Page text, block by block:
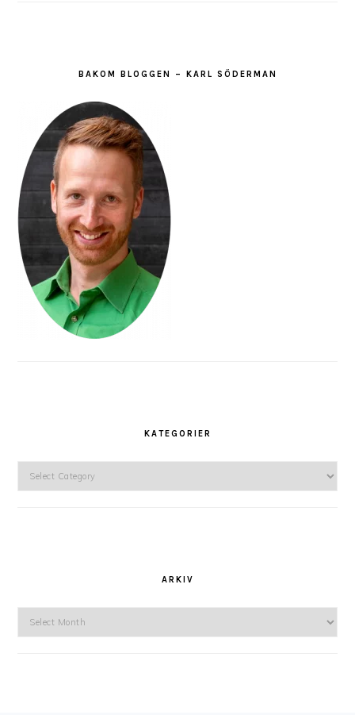
BAKOM BLOGGEN – KARL SÖDERMAN
KATEGORIER
ARKIV